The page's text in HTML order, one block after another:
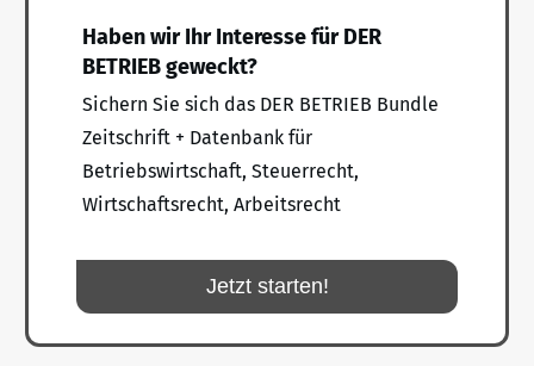
Haben wir Ihr Interesse für DER
BETRIEB geweckt?
Sichern Sie sich das DER BETRIEB Bundle
Zeitschrift + Datenbank für
Betriebswirtschaft, Steuerrecht,
Wirtschaftsrecht, Arbeitsrecht
Jetzt starten!